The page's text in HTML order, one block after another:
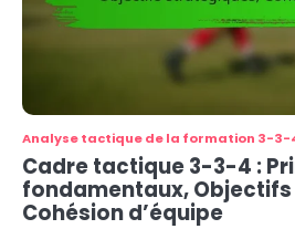
Analyse tactique de la formation 3-3-
Cadre tactique 3-3-4 :
fondamentaux,
Cohésion d’équipe